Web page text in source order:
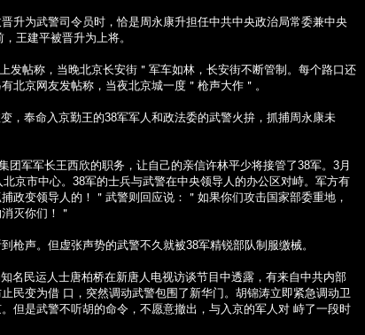
升为武警司令员时，恰是周永康升担任中共中央政治局常委兼中央
，王建平被晋升为上将。
发帖称，当晚北京长安街＂军车如林，长安街不断管制。每个路口还
北京网友发帖称，当夜北京城一度＂枪声大作＂。
，奉命入京勤王的38军军人和政法委的武警火拚，抓捕周永康未
团军军长王西欣的职务，让自己的亲信许林平少将接管了38军。 3 月
京市中心。 38军的士兵与武警在中央领导人的办公区对峙。军方有
政变领导人的！＂武警则回应说：＂如果你们攻击国家部委重地，
灭你们！＂
枪声。但虚张声势的武警不久就被38军精锐部队制服缴械。
名民运人士唐柏桥在新唐人电视访谈节目中透露，有来自中共内部
民变为借 口，突然调动武警包围了新华门。胡锦涛立即紧急调动卫
但是武警不听胡的命令，不愿意撤出，与入京的军人对 峙了一段时